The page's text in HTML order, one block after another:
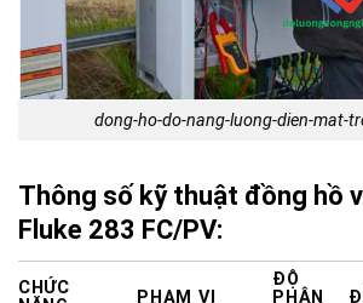
dong-ho-do-nang-luong-dien-mat-
Thông số kỹ thuật đồng hồ
Fluke 283 FC/PV:
CHỨC
PHẠM VI
ĐỘ
PHÂN